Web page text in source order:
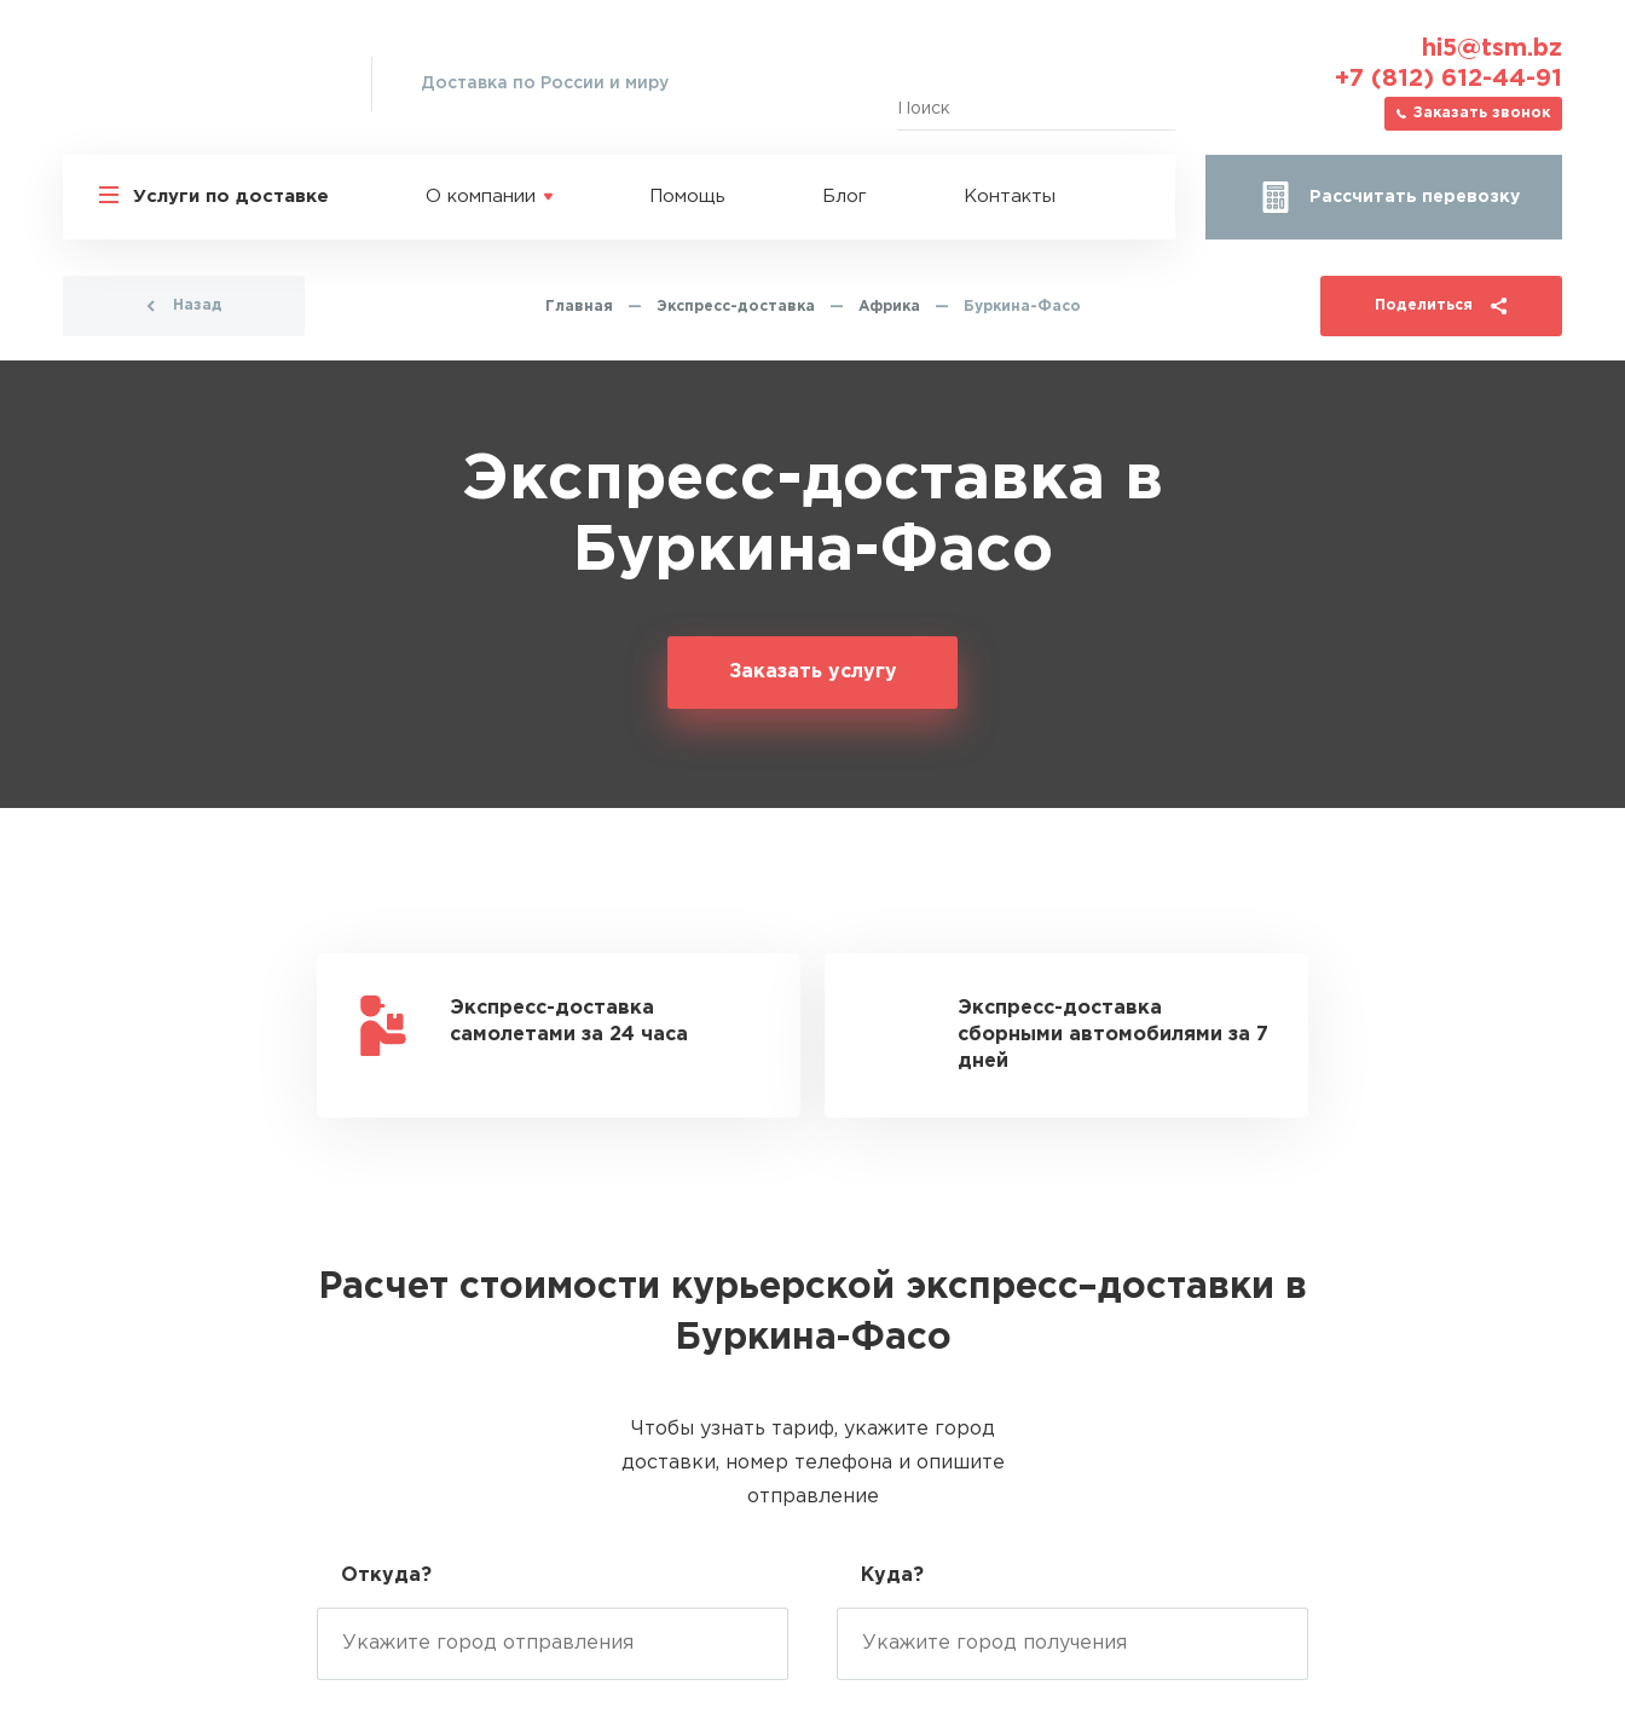
Доставка по России и миру
hi5@tsm.bz
+7 (812) 612-44-91
Заказать звонок
Услуги по доставке О компании Помощь Блог Контакты Рассчитать перевозку
Назад Главная — Экспресс-доставка — Африка — Буркина-Фасо Поделиться
Экспресс-доставка в
Буркина-Фасо
Заказать услугу
Экспресс-доставка
самолетами за 24 часа
Экспресс-доставка
сборными автомобилями за 7
дней
Расчет стоимости курьерской экспресс–доставки в
Буркина-Фасо
Чтобы узнать тариф, укажите город
доставки, номер телефона и опишите
отправление
Откуда? Куда?